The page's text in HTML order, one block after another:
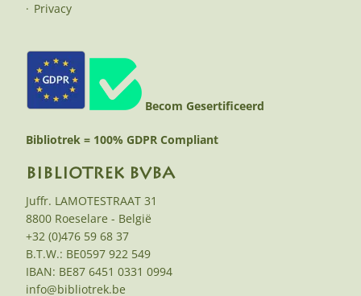
Privacy
Becom Gesertificeerd
Bibliotrek = 100% GDPR Compliant
BIBLIOTREK BVBA
Juffr. LAMOTESTRAAT 31
8800 Roeselare - België
+32 (0)476 59 68 37
B.T.W.: BE0597 922 549
IBAN: BE87 6451 0331 0994
info@bibliotrek.be